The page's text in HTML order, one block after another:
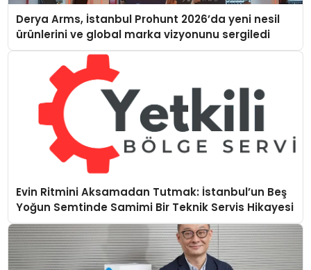
Derya Arms, İstanbul Prohunt 2026’da yeni nesil
ürünlerini ve global marka vizyonunu sergiledi
Evin Ritmini Aksamadan Tutmak: İstanbul’un Beş
Yoğun Semtinde Samimi Bir Teknik Servis Hikayesi